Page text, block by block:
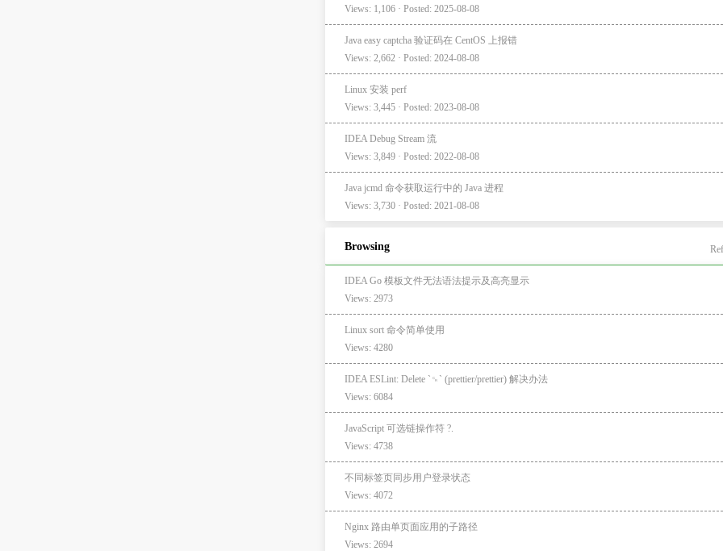
Views: 1,106 · Posted: 2025-08-08
Java easy captcha 验证码在 CentOS 上报错
Views: 2,662 · Posted: 2024-08-08
Linux 安装 perf
Views: 3,445 · Posted: 2023-08-08
IDEA Debug Stream 流
Views: 3,849 · Posted: 2022-08-08
Java jcmd 命令获取运行中的 Java 进程
Views: 3,730 · Posted: 2021-08-08
Browsing
IDEA Go 模板文件无法语法提示及高亮显示
Views: 2973
Linux sort 命令简单使用
Views: 4280
IDEA ESLint: Delete `␍` (prettier/prettier) 解决办法
Views: 6084
JavaScript 可选链操作符 ?.
Views: 4738
不同标签页同步用户登录状态
Views: 4072
Nginx 路由单页面应用的子路径
Views: 2694